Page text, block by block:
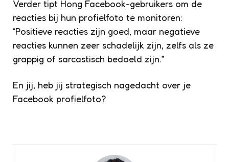
Verder tipt Hong Facebook-gebruikers om de
reacties bij hun profielfoto te monitoren:
“Positieve reacties zijn goed, maar negatieve
reacties kunnen zeer schadelijk zijn, zelfs als ze
grappig of sarcastisch bedoeld zijn.”
En jij, heb jij strategisch nagedacht over je
Facebook profielfoto?